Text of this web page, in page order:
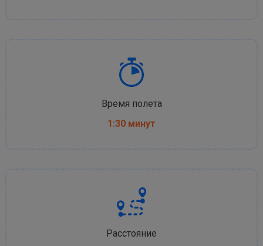
Время полета
1:30 минут
Расстояние